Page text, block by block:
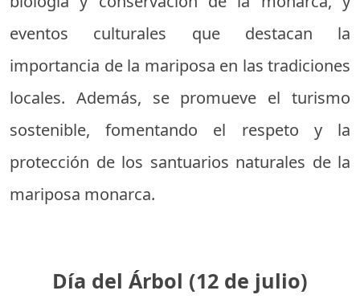
eventos culturales que destacan la
importancia de la mariposa en las tradiciones
locales. Además, se promueve el turismo
sostenible, fomentando el respeto y la
protección de los santuarios naturales de la
mariposa monarca.
Día del Árbol (12 de julio)